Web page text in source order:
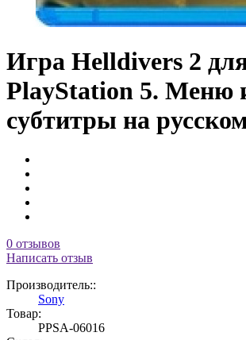
Игра Helldivers 2
PlayStation 5. Меню
субтитры на
0 отзывов
Написать отзыв
Производитель::
Sony
Товар:
PPSA-06016